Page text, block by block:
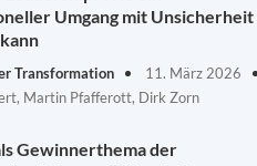
Umgang mit Unsicherheit
Transformation
11. März 2026
Martin Pfafferott, Dirk Zorn
Gewinnerthema der